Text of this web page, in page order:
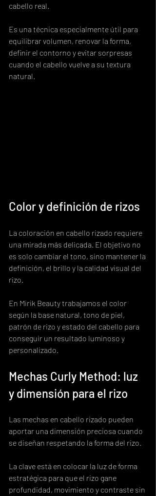
cabello real.
Es una técnica especialmente útil para
equilibrar volumen, renovar la forma,
definir el contorno y evitar sorpresas
cuando el cabello vuelve a su textura
natural.
Color y definición de rizos
La coloración en cabello rizado requiere
una mirada más delicada. El objetivo no
es solo cambiar el tono, sino mantener la
definición, el brillo y la calidad visual del
rizo.
En Mirik Beauty trabajamos el color
según la base natural, tono de piel,
patrón de rizo y estado del cabello para
conseguir un resultado luminoso y
personalizado.
Mechas Curly Method: luz
y dimensión para el rizo
Las mechas en cabello rizado pueden
aportar una dimensión preciosa cuando
se diseñan respetando la forma del rizo.
La clave está en colocar la luz de forma
estratégica para que el rizo gane
profundidad, movimiento y contraste sin